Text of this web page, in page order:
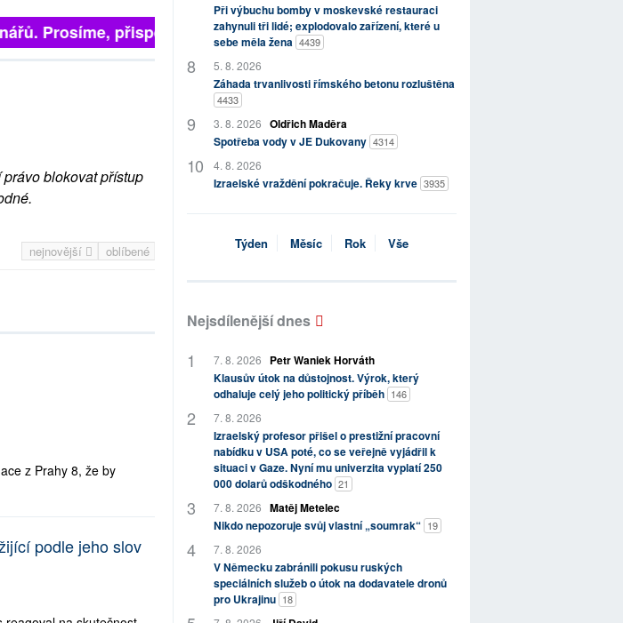
Prosíme, přispějte. ➥
blokovat přístup
nejnovější oblíbené
z Prahy 8, že by
podle jeho slov
Při výbuchu bomby v moskevské restauraci
zahynuli tři lidé; explodovalo zařízení, které u
sebe měla žena 4439
5. 8. 2026
Záhada trvanlivosti římského betonu rozluštěna
4433
3. 8. 2026 Oldřich Maděra
Spotřeba vody v JE Dukovany 4314
4. 8. 2026
Izraelské vraždění pokračuje. Řeky krve 3935
Týden Měsíc Rok Vše
Nejsdílenější dnes
7. 8. 2026
Petr Waniek Horváth
Klausův útok na důstojnost. Výrok, který
odhaluje celý jeho politický příběh 146
7. 8. 2026
Izraelský profesor přišel o prestižní pracovní
nabídku v USA poté, co se veřejně vyjádřil k
situaci v Gaze. Nyní mu univerzita vyplatí 250
000 dolarů odškodného 21
7. 8. 2026 Matěj Metelec
Nikdo nepozoruje svůj vlastní „soumrak“ 19
7. 8. 2026
V Německu zabránili pokusu ruských
speciálních služeb o útok na dodavatele dronů
pro Ukrajinu 18